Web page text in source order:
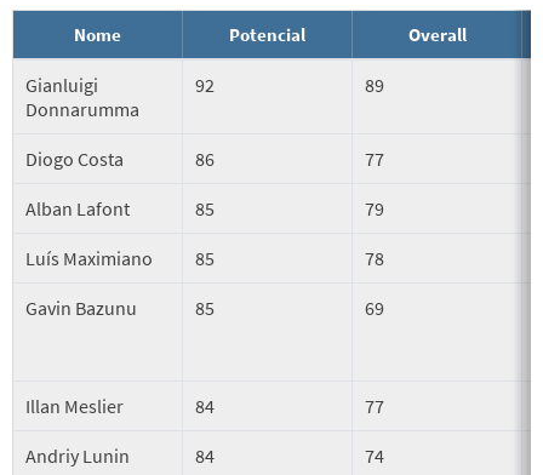
Nome Potencial Overall
Gianluigi
Donnarumma
92 89
Diogo Costa 86 77
Alban Lafont 85 79
Luís Maximiano 85 78
Gavin Bazunu 85 69
Illan Meslier 84 77
Andriy Lunin 84 74